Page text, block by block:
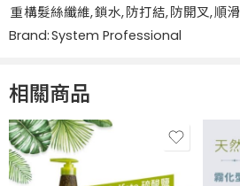
重構髮絲纖維,鎖水, 防打結, 防開叉,順滑
Brand:System Professional
相關商品